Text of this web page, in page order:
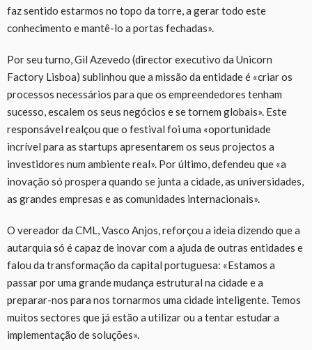
faz sentido estarmos no topo da torre, a gerar todo este
conhecimento e mantê-lo a portas fechadas».
Por seu turno, Gil Azevedo (director executivo da Unicorn
Factory Lisboa) sublinhou que a missão da entidade é «criar os
processos necessários para que os empreendedores tenham
sucesso, escalem os seus negócios e se tornem globais». Este
responsável realçou que o festival foi uma «oportunidade
incrível para as startups apresentarem os seus projectos a
investidores num ambiente real». Por último, defendeu que «a
inovação só prospera quando se junta a cidade, as universidades,
as grandes empresas e as comunidades internacionais».
O vereador da CML, Vasco Anjos, reforçou a ideia dizendo que a
autarquia só é capaz de inovar com a ajuda de outras entidades e
falou da transformação da capital portuguesa: «Estamos a
passar por uma grande mudança estrutural na cidade e a
preparar-nos para nos tornarmos uma cidade inteligente. Temos
muitos sectores que já estão a utilizar ou a tentar estudar a
implementação de soluções».